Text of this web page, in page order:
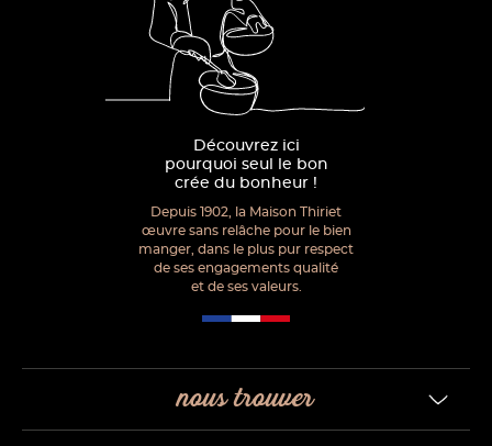
Découvrez ici
pourquoi seul le bon
crée du bonheur !
Depuis 1902, la Maison Thiriet
œuvre sans relâche pour le bien
manger, dans le plus pur respect
de ses engagements qualité
et de ses valeurs.
nous trouver